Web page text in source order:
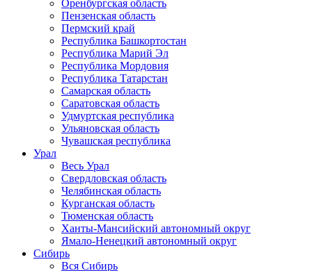
Оренбургская область
Пензенская область
Пермский край
Республика Башкортостан
Республика Марий Эл
Республика Мордовия
Республика Татарстан
Самарская область
Саратовская область
Удмуртская республика
Ульяновская область
Чувашская республика
Урал
Весь Урал
Свердловская область
Челябинская область
Курганская область
Тюменская область
Ханты-Мансийский автономный округ
Ямало-Ненецкий автономный округ
Сибирь
Вся Сибирь